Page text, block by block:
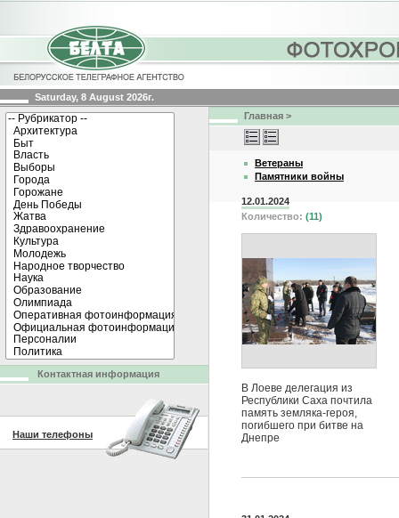
Saturday, 8 August 2026г.
Главная >
Ветераны
Памятники войны
12.01.2024
Количество: (11)
В Лоеве делегация из
Республики Саха почтила
память земляка-героя,
погибшего при битве на
Днепре
Контактная информация
Наши телефоны